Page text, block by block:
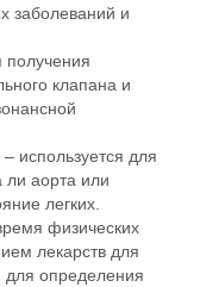
заболеваний и
получения
клапана и
используется для
ли аорта или
легких.
физических
лекарств для
для определения